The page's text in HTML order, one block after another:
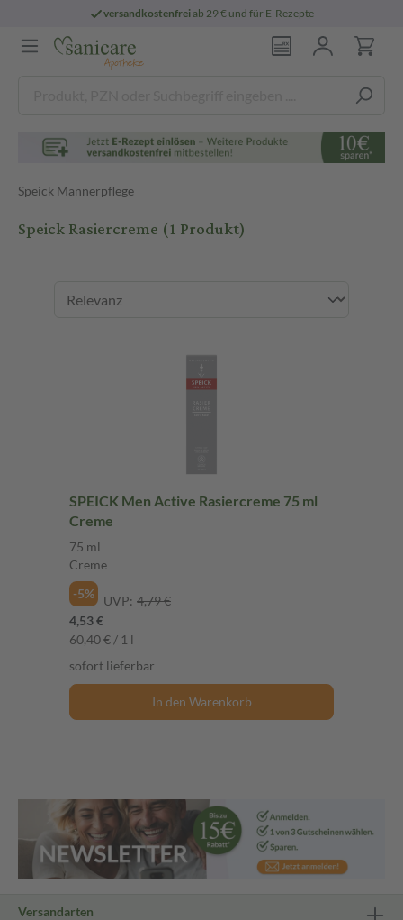
versandkostenfreiab 29 € und für E-Rezepte
Speick Männerpflege
Speick Rasiercreme (1 Produkt)
SPEICK Men Active Rasiercreme 75 ml
Creme
75 ml
Creme
-5%
UVP: 4,79 €
4,53 €
60,40 € / 1 l
sofort lieferbar
In den Warenkorb
Versandarten